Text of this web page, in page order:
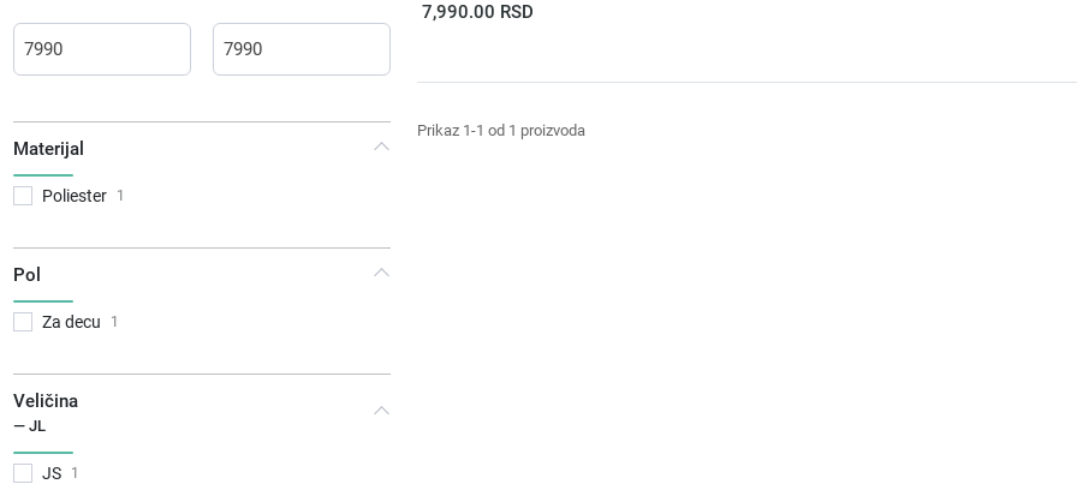
Materijal
Poliester 1
Pol
Za decu 1
Veličina
— JL
JS 1
7,990.00 RSD
Prikaz 1-1 od 1 proizvoda